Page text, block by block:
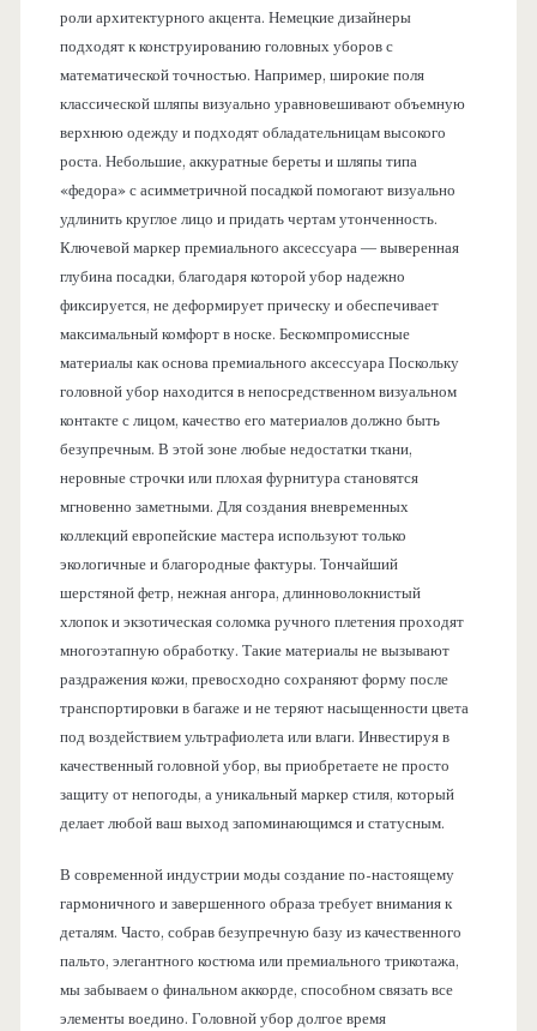
роли архитектурного акцента. Немецкие дизайнеры
подходят к конструированию головных уборов с
математической точностью. Например, широкие поля
классической шляпы визуально уравновешивают объемную
верхнюю одежду и подходят обладательницам высокого
роста. Небольшие, аккуратные береты и шляпы типа
«федора» с асимметричной посадкой помогают визуально
удлинить круглое лицо и придать чертам утонченность.
Ключевой маркер премиального аксессуара — выверенная
глубина посадки, благодаря которой убор надежно
фиксируется, не деформирует прическу и обеспечивает
максимальный комфорт в носке. Бескомпромиссные
материалы как основа премиального аксессуара Поскольку
головной убор находится в непосредственном визуальном
контакте с лицом, качество его материалов должно быть
безупречным. В этой зоне любые недостатки ткани,
неровные строчки или плохая фурнитура становятся
мгновенно заметными. Для создания вневременных
коллекций европейские мастера используют только
экологичные и благородные фактуры. Тончайший
шерстяной фетр, нежная ангора, длинноволокнистый
хлопок и экзотическая соломка ручного плетения проходят
многоэтапную обработку. Такие материалы не вызывают
раздражения кожи, превосходно сохраняют форму после
транспортировки в багаже и не теряют насыщенности цвета
под воздействием ультрафиолета или влаги. Инвестируя в
качественный головной убор, вы приобретаете не просто
защиту от непогоды, а уникальный маркер стиля, который
делает любой ваш выход запоминающимся и статусным.
В современной индустрии моды создание по-настоящему
гармоничного и завершенного образа требует внимания к
деталям. Часто, собрав безупречную базу из качественного
пальто, элегантного костюма или премиального трикотажа,
мы забываем о финальном аккорде, способном связать все
элементы воедино. Головной убор долгое время